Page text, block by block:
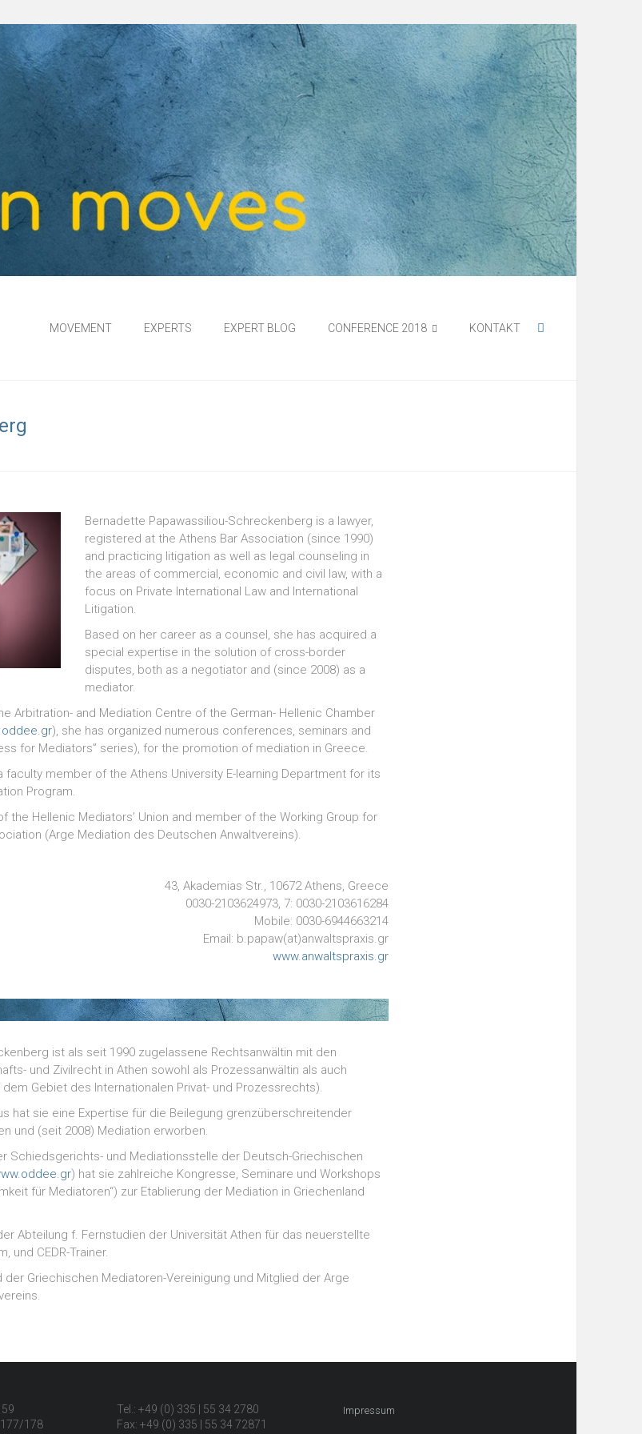
MOVEMENT EXPERTS EXPERT BLOG CONFERENCE 2018 KONTAKT
Bernadette Papawassiliou-Schreckenberg is a lawyer,
registered at the Athens Bar Association (since 1990)
and practicing litigation as well as legal counseling in
the areas of commercial, economic and civil law, with a
focus on Private International Law and International
Litigation.
Based on her career as a counsel, she has acquired a
special expertise in the solution of cross-border
disputes, both as a negotiator and (since 2008) as a
mediator.
Arbitration- and Mediation Centre of the German- Hellenic Chamber
), she has organized numerous conferences, seminars and
for Mediators” series), for the promotion of mediation in Greece.
faculty member of the Athens University E-learning Department for its
Program.
the Hellenic Mediators’ Union and member of the Working Group for
(Arge Mediation des Deutschen Anwaltvereins).
43, Akademias Str., 10672 Athens, Greece
0030-2103624973, 7: 0030-2103616284
Mobile: 0030-6944663214
Email: b.papaw(at)anwaltspraxis.gr
www.anwaltspraxis.gr
ist als seit 1990 zugelassene Rechtsanwältin mit den
und Zivilrecht in Athen sowohl als Prozessanwältin als auch
Gebiet des Internationalen Privat- und Prozessrechts).
hat sie eine Expertise für die Beilegung grenzüberschreitender
und (seit 2008) Mediation erworben.
Schiedsgerichts- und Mediationsstelle der Deutsch-Griechischen
) hat sie zahlreiche Kongresse, Seminare und Workshops
für Mediatoren“) zur Etablierung der Mediation in Griechenland
Abteilung f. Fernstudien der Universität Athen für das neuerstellte
und CEDR-Trainer.
Griechischen Mediatoren-Vereinigung und Mitglied der Arge
178
Tel.: +49 (0) 335 | 55 34 2780
Fax: +49 (0) 335 | 55 34 72871
Impressum